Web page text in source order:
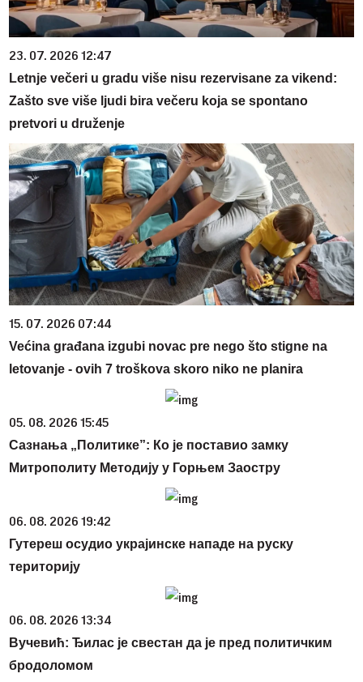
23. 07. 2026 12:47
Letnje večeri u gradu više nisu rezervisane za vikend:
Zašto sve više ljudi bira večeru koja se spontano
pretvori u druženje
15. 07. 2026 07:44
Većina građana izgubi novac pre nego što stigne na
letovanje - ovih 7 troškova skoro niko ne planira
05. 08. 2026 15:45
Сазнања „Политике”: Ко је поставио замку
Митрополиту Методију у Горњем Заостру
06. 08. 2026 19:42
Гутереш осудио украјинске нападе на руску
територију
06. 08. 2026 13:34
Вучевић: Ђилас је свестан да је пред политичким
бродоломом